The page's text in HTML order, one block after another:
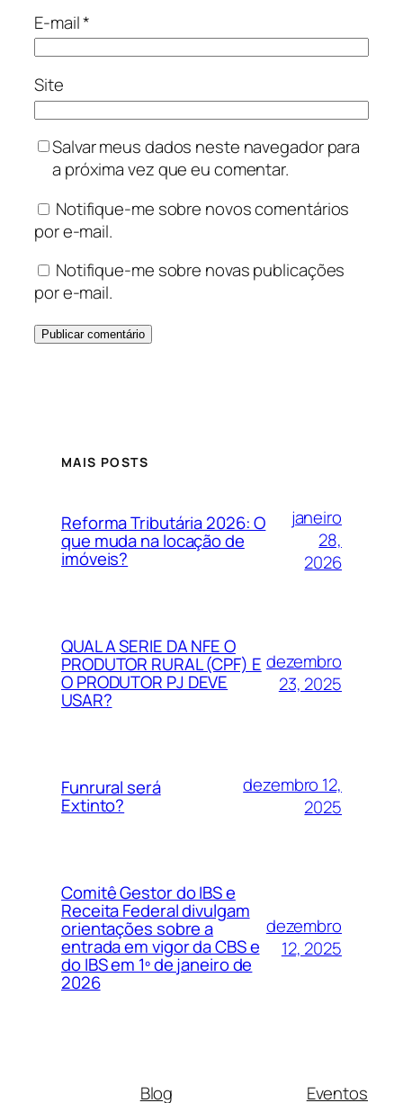
E-mail*
Site
Salvar meus dados neste navegador para
a próxima vez que eu comentar.
Notifique-me sobre novos comentários
por e-mail.
Notifique-me sobre novas publicações
por e-mail.
MAIS POSTS
Reforma Tributária 2026: O
que muda na locação de
imóveis?
janeiro
28,
2026
QUAL A SERIE DA NFE O
PRODUTOR RURAL (CPF) E
O PRODUTOR PJ DEVE
USAR?
dezembro
23, 2025
Funrural será
Extinto?
dezembro 12,
2025
Comitê Gestor do IBS e
Receita Federal divulgam
orientações sobre a
entrada em vigor da CBS e
do IBS em 1º de janeiro de
2026
dezembro
12, 2025
Blog Eventos